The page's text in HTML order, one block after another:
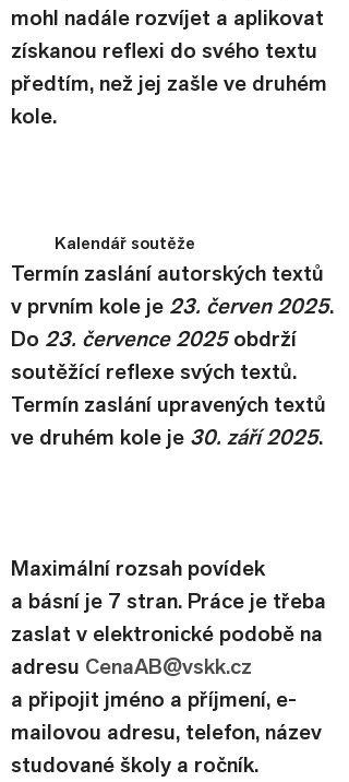
mohl nadále rozvíjet a aplikovat
získanou reflexi do svého textu
předtím, než jej zašle ve druhém
kole.
Kalendář soutěže
Termín zaslání autorských textů
v prvním kole je 23. červen 2025.
Do 23. července 2025 obdrží
soutěžící reflexe svých textů.
Termín zaslání upravených textů
ve druhém kole je 30. září 2025.
Maximální rozsah povídek
a básní je 7 stran. Práce je třeba
zaslat v elektronické podobě na
adresu CenaAB@vskk.cz
a připojit jméno a příjmení, e-
mailovou adresu, telefon, název
studované školy a ročník.